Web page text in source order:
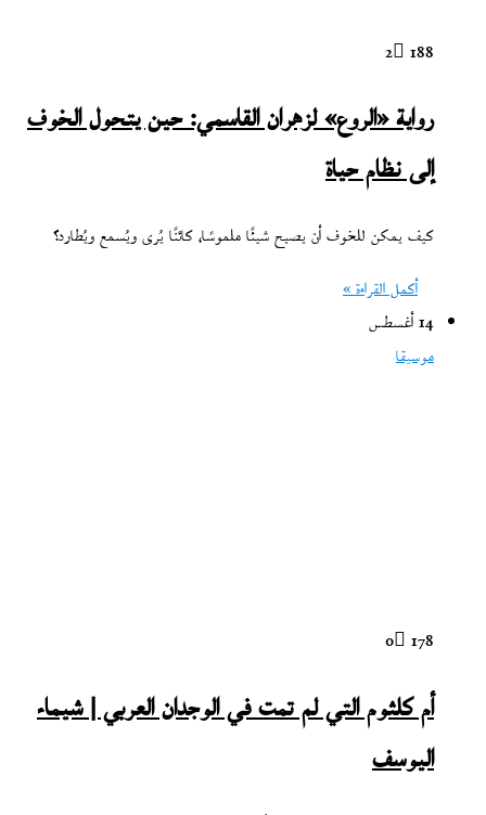
2 188
رواية «الروع» لزهران القاسمي: حين يتحول الخوف
إلى نظام حياة
كيف يمكن للخوف أن يصبح شيئًا ملموسًا، كائنًا يُرى ويُسمع ويُطارد؟
أكمل القراءة »
14 أغسطس
موسيقا
0 178
أم كلثوم التي لم تمت في الوجدان العربي | شيماء
اليوسف